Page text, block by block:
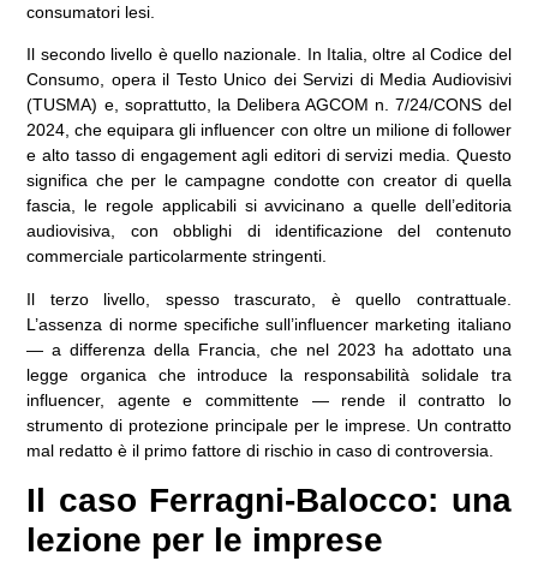
consumatori lesi.
Il secondo livello è quello nazionale. In Italia, oltre al Codice del
Consumo, opera il Testo Unico dei Servizi di Media Audiovisivi
(TUSMA) e, soprattutto, la Delibera AGCOM n. 7/24/CONS del
2024, che equipara gli influencer con oltre un milione di follower
e alto tasso di engagement agli editori di servizi media. Questo
significa che per le campagne condotte con creator di quella
fascia, le regole applicabili si avvicinano a quelle dell’editoria
audiovisiva, con obblighi di identificazione del contenuto
commerciale particolarmente stringenti.
Il terzo livello, spesso trascurato, è quello contrattuale.
L’assenza di norme specifiche sull’influencer marketing italiano
— a differenza della Francia, che nel 2023 ha adottato una
legge organica che introduce la responsabilità solidale tra
influencer, agente e committente — rende il contratto lo
strumento di protezione principale per le imprese. Un contratto
mal redatto è il primo fattore di rischio in caso di controversia.
Il caso Ferragni-Balocco: una
lezione per le imprese